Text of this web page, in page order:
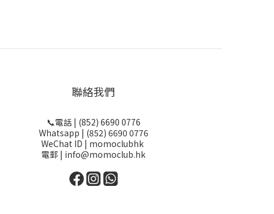
聯絡我們
📞電話 | (852) 6690 0776
Whatsapp | (852) 6690 0776
WeChat ID | momoclubhk
電郵 | info@momoclub.hk